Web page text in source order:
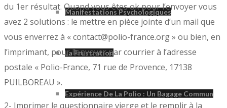
Manifestations Psychologiques
La Frustration
Expérience De La Polio : Un Bagage Commun
du 1er résultat. Quand vous êtes ok pour l’envoyer vous
avez 2 solutions : le mettre en pièce jointe d’un mail que
vous enverrez à « contact@polio-france.org » ou bien, en
l’imprimant, pour l’envoyer par courrier à l’adresse
postale « Polio-France, 71 rue de Provence, 17138
PUILBOREAU ».
2- Imprimer le questionnaire vierge et le remplir à la